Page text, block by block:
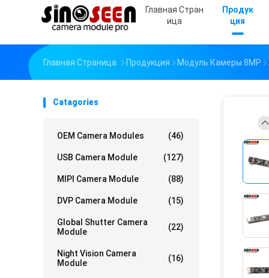
Главная Стран
Ица
Продук
Ция
Главная Страница Продукция Модуль Камеры 8MP
Catagories
OEM Camera Modules (46)
USB Camera Module (127)
MIPI Camera Module (88)
DVP Camera Module (15)
Global Shutter Camera
Module
(22)
Night Vision Camera
Module
(16)